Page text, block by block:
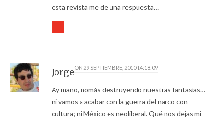
esta revista me de una respuesta…
JorgeON 29 SEPTIEMBRE, 2010 14:18:09
Ay mano, nomás destruyendo nuestras fantasías…
ni vamos a acabar con la guerra del narco con
cultura; ni México es neoliberal. Qué nos dejas mi